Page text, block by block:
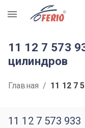
R
11 12 7 573
цилиндров
Главная / 11 12 7
11 12 7 573 933